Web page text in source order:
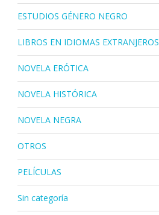
ESTUDIOS GÉNERO NEGRO
LIBROS EN IDIOMAS EXTRANJEROS
NOVELA ERÓTICA
NOVELA HISTÓRICA
NOVELA NEGRA
OTROS
PELÍCULAS
Sin categoría